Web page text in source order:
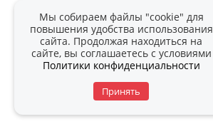
Мы собираем файлы "cookie" для
повышения удобства использования
сайта. Продолжая находиться на
сайте, вы соглашаетесь с условиями
Политики конфиденциальности
Принять